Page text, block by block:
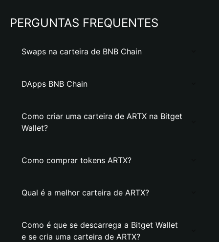
PERGUNTAS FREQUENTES
Swaps na carteira de BNB Chain
DApps BNB Chain
Como criar uma carteira de ARTX na Bitget
Wallet?
Como comprar tokens ARTX?
Qual é a melhor carteira de ARTX?
Como é que se descarrega a Bitget Wallet
e se cria uma carteira de ARTX?